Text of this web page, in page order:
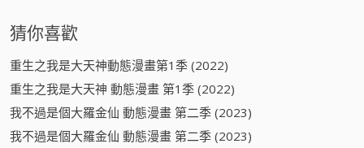
猜你喜歡
重生之我是大天神動態漫畫第1季 (2022)
重生之我是大天神 動態漫畫 第1季 (2022)
我不過是個大羅金仙 動態漫畫 第二季 (2023)
我不過是個大羅金仙 動態漫畫 第二季 (2023)